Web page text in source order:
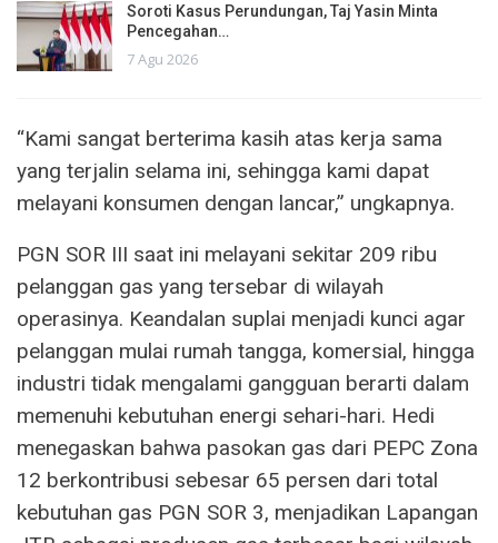
Soroti Kasus Perundungan, Taj Yasin Minta
Pencegahan…
7 Agu 2026
“Kami sangat berterima kasih atas kerja sama
yang terjalin selama ini, sehingga kami dapat
melayani konsumen dengan lancar,” ungkapnya.
PGN SOR III saat ini melayani sekitar 209 ribu
pelanggan gas yang tersebar di wilayah
operasinya. Keandalan suplai menjadi kunci agar
pelanggan mulai rumah tangga, komersial, hingga
industri tidak mengalami gangguan berarti dalam
memenuhi kebutuhan energi sehari-hari. Hedi
menegaskan bahwa pasokan gas dari PEPC Zona
12 berkontribusi sebesar 65 persen dari total
kebutuhan gas PGN SOR 3, menjadikan Lapangan